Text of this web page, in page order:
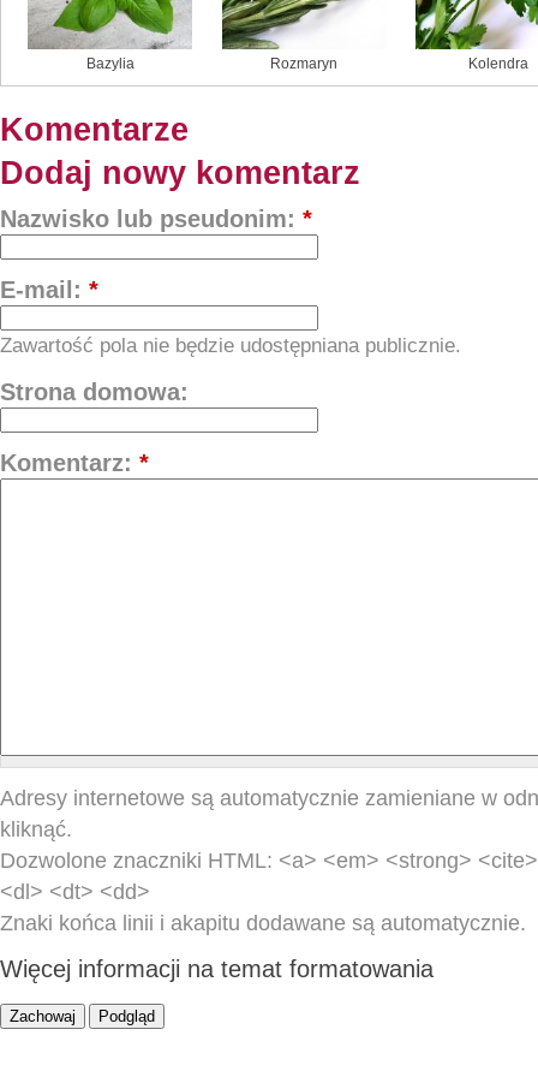
Bazylia Rozmaryn Kolendra
Komentarze
Dodaj nowy komentarz
Nazwisko lub pseudonim: *
E-mail: *
Zawartość pola nie będzie udostępniana publicznie.
Strona domowa:
Komentarz: *
Adresy internetowe są automatycznie zamieniane w
kliknąć.
Dozwolone znaczniki HTML: <a> <em> <strong>
<dl> <dt> <dd>
Znaki końca linii i akapitu dodawane są automatycznie.
Więcej informacji na temat formatowania